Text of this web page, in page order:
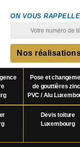
ON VOUS
Nos
Pose et
de gouttières
PVC / Alu
Devis toiture
Luxembourg